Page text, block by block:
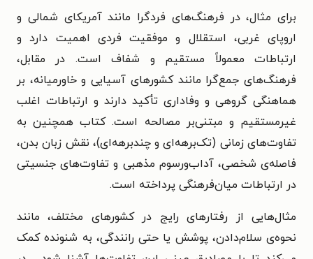
برای مثال، در فرهنگ‌های فردگرا مانند آمریکای شمالی و
اروپای غربی، استقلال و موفقیت فردی اهمیت دارد و
ارتباطات معمولاً مستقیم و شفاف است. در مقابل،
فرهنگ‌های جمع‌گرا مانند کشورهای آسیایی و خاورمیانه، بر
هماهنگی گروهی و وفاداری تأکید دارند و ارتباطات اغلب
غیرمستقیم و مبتنی‌بر مصالحه است. کتاب همچنین به
تفاوت‌های زمانی (تک‌برهه‌ای و چندبرهه‌ای)، نقش زبان بدن،
فاصله‌ی شخصی، آداب‌ورسوم مذهبی و تفاوت‌های جنسیتی
در ارتباطات میان‌فرهنگی پرداخته است.
مثال‌هایی از رفتارهای رایج در کشورهای مختلف، مانند
نحوه‌ی سلام‌دادن، پوشش یا حتی رانندگی، به شنونده کمک